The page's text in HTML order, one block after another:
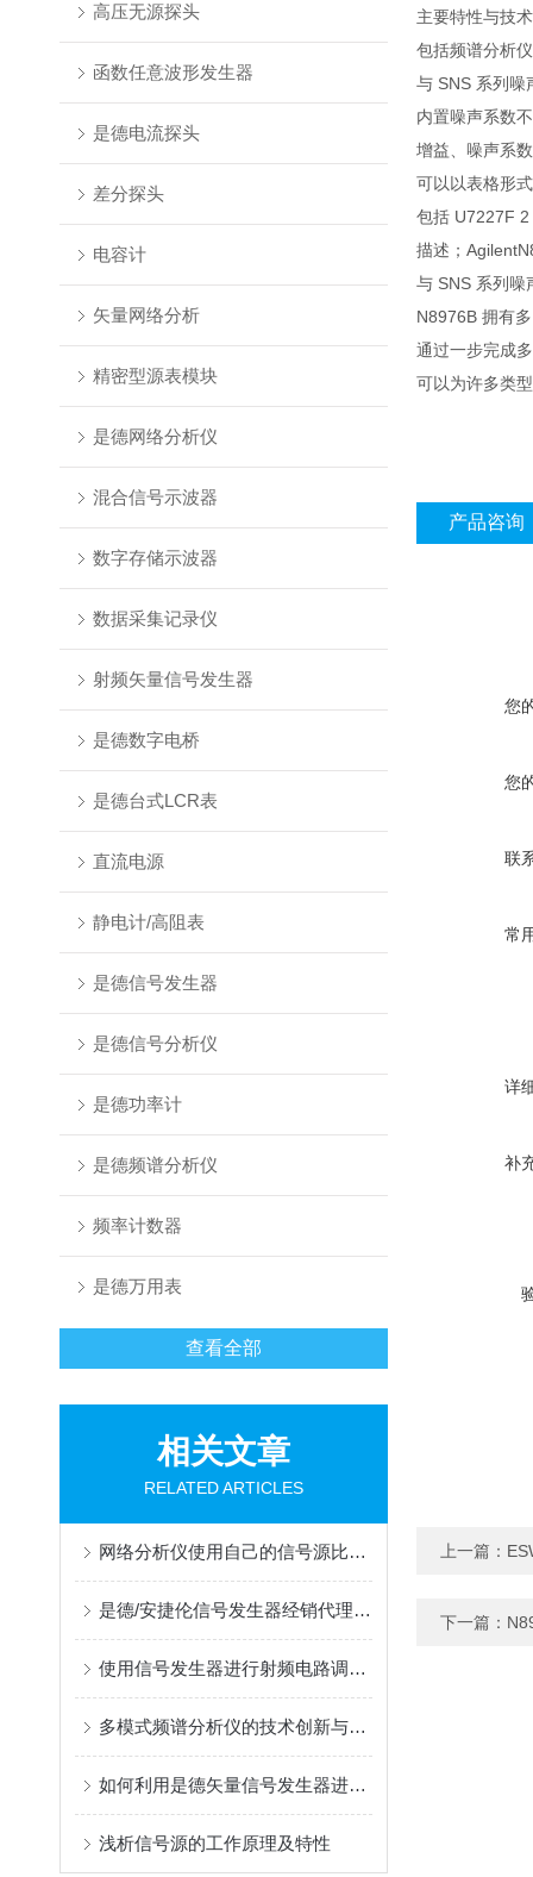
高压无源探头
函数任意波形发生器
是德电流探头
差分探头
电容计
矢量网络分析
精密型源表模块
是德网络分析仪
混合信号示波器
数字存储示波器
数据采集记录仪
射频矢量信号发生器
是德数字电桥
是德台式LCR表
直流电源
静电计/高阻表
是德信号发生器
是德信号分析仪
是德功率计
是德频谱分析仪
频率计数器
是德万用表
查看全部
相关文章
RELATED ARTICLES
网络分析仪使用自己的信号源比较和测量其他电子设备
是德/安捷伦信号发生器经销代理推荐：2026年信号发生器哪家好？
使用信号发生器进行射频电路调试的实用技巧
多模式频谱分析仪的技术创新与应用前景
如何利用是德矢量信号发生器进行相位噪声测量
浅析信号源的工作原理及特性
主要特性与技
包括频谱分析
与 SNS 系列噪
内置噪声系数
增益、噪声系
可以以表格形
包括 U7227F
描述；
与 SNS 系列噪
N8976B 拥有
通过一步完成
可以为许多类
产品咨询
您
您
联
常
详
补
上一篇：
下一篇：